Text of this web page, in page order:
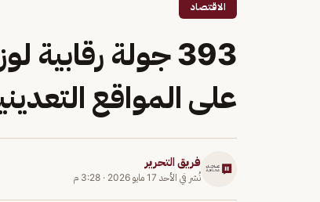
الاقتصاد
393 جولة رقابية
على المواقع
فريق التحرير
نُشر في الأحد 17 مايو 2026 · 3:28 م